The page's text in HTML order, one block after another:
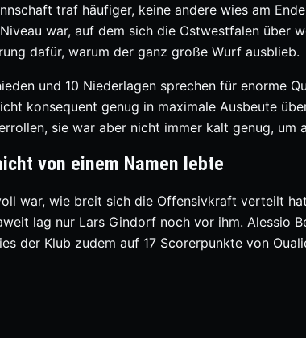
traf häufiger, keine andere wies am
war, auf dem sich die Ostwestfalen über
dafür, warum der ganz große Wurf ausblieb.
und 10 Niederlagen sprechen für enorme
konsequent genug in maximale Ausbeute
sie war aber nicht immer kalt genug, um
von einem Namen lebte
war, wie breit sich die Offensivkraft verteilt
lag nur Lars Gindorf noch vor ihm. Alessio
der Klub zudem auf 17 Scorerpunkte von